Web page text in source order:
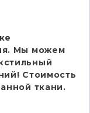
Мы можем
Стоимость
ткани.